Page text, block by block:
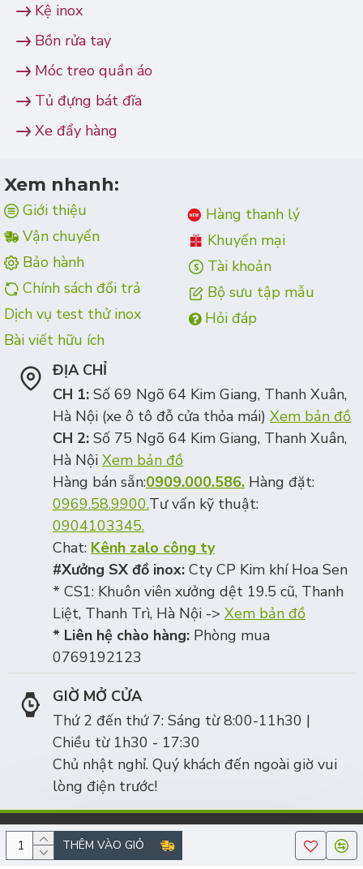
THÊM VÀO GIỎ
Kệ inox
Bồn rửa tay
Móc treo quần áo
Tủ đựng bát đĩa
Xe đẩy hàng
Xem nhanh:
Giới thiệu
Vận chuyển
Bảo hành
Chính sách đổi trả
Dịch vụ test thử inox
Bài viết hữu ích
Hàng thanh lý
Khuyến mại
Tài khoản
Bộ sưu tập mẫu
Hỏi đáp
ĐỊA CHỈ
CH 1: Số 69 Ngõ 64 Kim Giang, Thanh Xuân,
Hà Nội (xe ô tô đỗ cửa thỏa mái) Xem bản đồ
CH 2: Số 75 Ngõ 64 Kim Giang, Thanh Xuân,
Hà Nội Xem bản đồ
Hàng bán sẵn:0909.000.586. Hàng đặt:
0969.58.9900.Tư vấn kỹ thuật:
0904103345.
Chat: Kênh zalo công ty
#Xưởng SX đồ inox: Cty CP Kim khí Hoa Sen
* CS1: Khuôn viên xưởng dệt 19.5 cũ, Thanh
Liệt, Thanh Trì, Hà Nội -> Xem bản đồ
* Liên hệ chào hàng: Phòng mua
0769192123
GIỜ MỞ CỬA
Thứ 2 đến thứ 7: Sáng từ 8:00-11h30 |
Chiều từ 1h30 - 17:30
Chủ nhật nghỉ. Quý khách đến ngoài giờ vui
lòng điện trước!
Công ty cổ phần Kim khí Hoa Sen, số ĐKKD/MST: 0105342106 | ĐT:
0969589900 | Copyright © 2010-2025